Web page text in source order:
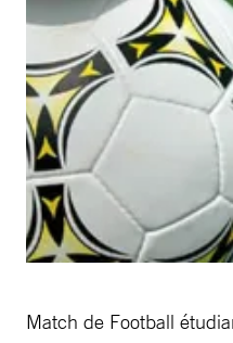
Match de Football